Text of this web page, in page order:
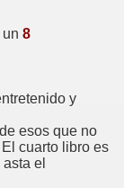
8
y
esos que no
cuarto libro es
el